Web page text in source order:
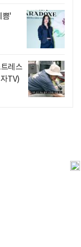
쁨'
레스
TV)